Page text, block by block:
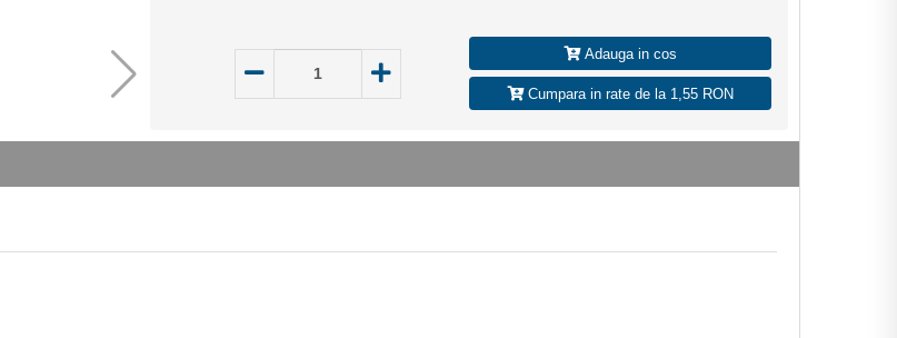
Adauga in cos
Cumpara in rate de la 1,55 RON